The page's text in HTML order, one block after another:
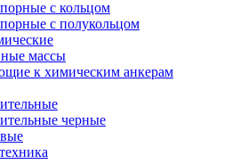
с кольцом
с полукольцом
массы
к химическим анкерам
черные